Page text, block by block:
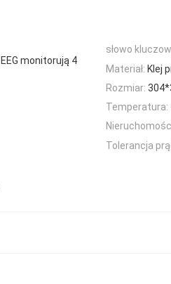
monitorują 4
słowo
Materiał: Klej
Rozmiar:
Temperatura:
Tolerancja